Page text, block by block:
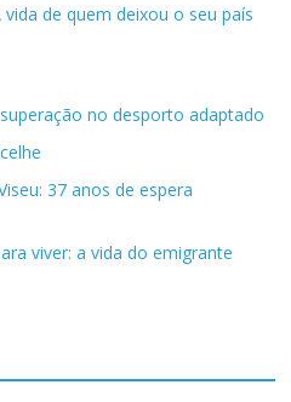
de quem deixou o seu país
no desporto adaptado
37 anos de espera
viver: a vida do emigrante